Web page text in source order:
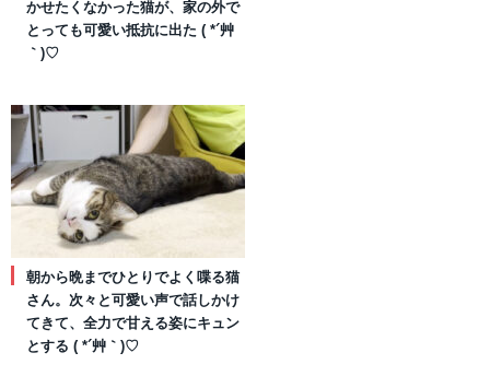
かせたくなかった猫が、家の外で
とっても可愛い抵抗に出た ( *´艸
｀)♡
朝から晩までひとりでよく喋る猫
さん。次々と可愛い声で話しかけ
てきて、全力で甘える姿にキュン
とする ( *´艸｀)♡